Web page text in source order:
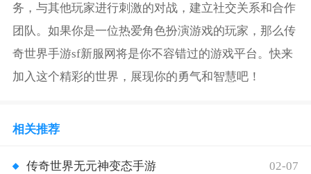
务，与其他玩家进行刺激的对战，建立社交关系和合作
团队。如果你是一位热爱角色扮演游戏的玩家，那么传
奇世界手游sf新服网将是你不容错过的游戏平台。快来
加入这个精彩的世界，展现你的勇气和智慧吧！
相关推荐
传奇世界无元神变态手游 02-07